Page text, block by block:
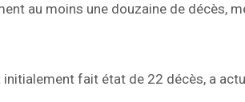
au moins une douzaine de décès,
initialement fait état de 22 décès, a